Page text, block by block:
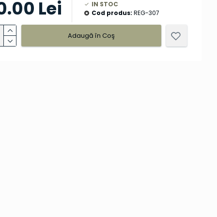
Lei
IN STOC
Cod produs: REG-307
Adaugă în Coş